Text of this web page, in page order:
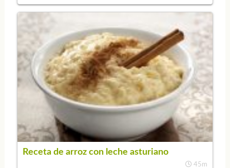
Receta de arroz con leche asturiano
45m